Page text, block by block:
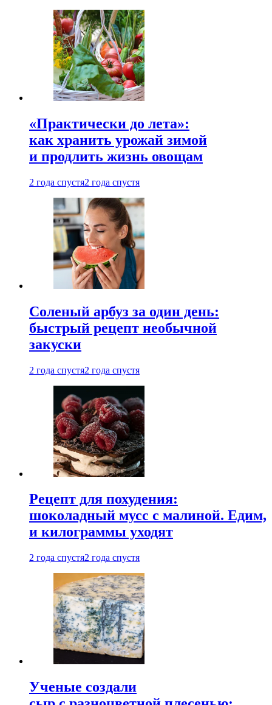
«Практически до лета»:
как хранить урожай зимой
и продлить жизнь овощам
2 года спустя2 года спустя
Соленый арбуз за один день:
быстрый рецепт необычной
закуски
2 года спустя2 года спустя
Рецепт для похудения:
шоколадный мусс с малиной. Едим,
и килограммы уходят
2 года спустя2 года спустя
Ученые создали